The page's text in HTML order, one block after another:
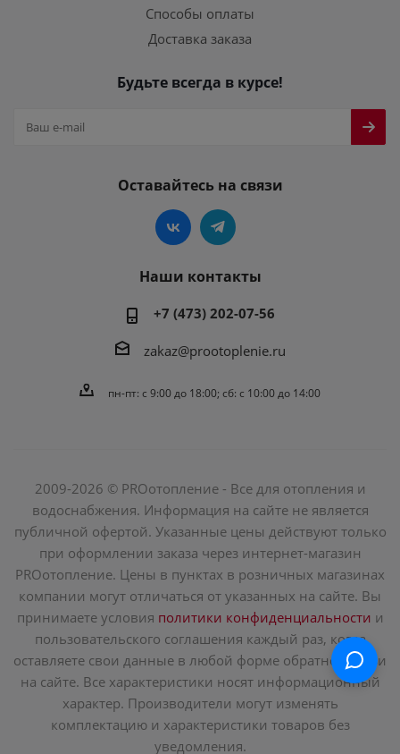
Способы оплаты
Доставка заказа
Будьте всегда в курсе!
Оставайтесь на связи
Наши контакты
+7 (473) 202-07-56
zakaz@prootoplenie.ru
пн-пт: c 9:00 до 18:00; сб: с 10:00 до 14:00
2009-2026 © PROотопление - Все для отопления и
водоснабжения. Информация на сайте не является
публичной офертой. Указанные цены действуют только
при оформлении заказа через интернет-магазин
PROотопление. Цены в пунктах в розничных магазинах
компании могут отличаться от указанных на сайте. Вы
принимаете условия политики конфиденциальности и
пользовательского соглашения каждый раз, когда
оставляете свои данные в любой форме обратной связи
на сайте. Все характеристики носят информационный
характер. Производители могут изменять
комплектацию и характеристики товаров без
уведомления.